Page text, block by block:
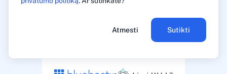
Atmesti Sutikti
vs